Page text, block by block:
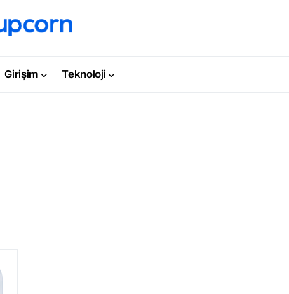
Girişim Teknoloji